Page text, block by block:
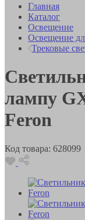
Главная
Каталог
Освещение
Освещение
Трековые
лампу
Feron
Код товара: 628099